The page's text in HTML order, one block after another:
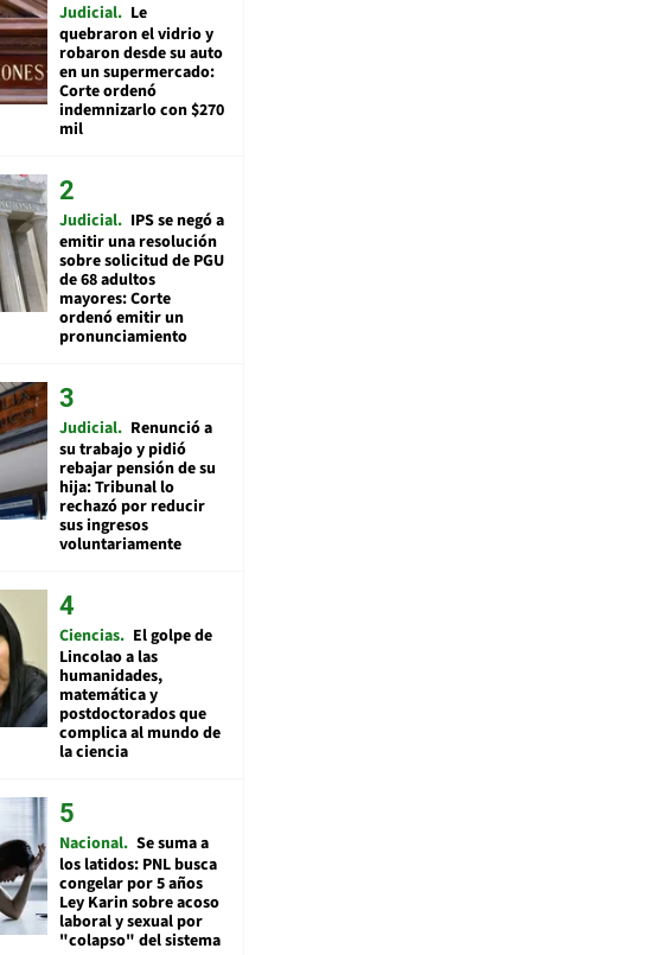
Judicial Le
quebraron el vidrio y
robaron desde su auto
en un supermercado:
Corte ordenó
indemnizarlo con $270
mil
Judicial IPS se negó a
emitir una resolución
sobre solicitud de PGU
de 68 adultos
mayores: Corte
ordenó emitir un
pronunciamiento
Judicial Renunció a
su trabajo y pidió
rebajar pensión de su
hija: Tribunal lo
rechazó por reducir
sus ingresos
voluntariamente
Ciencias El golpe de
Lincolao a las
humanidades,
matemática y
postdoctorados que
complica al mundo de
la ciencia
Nacional Se suma a
los latidos: PNL busca
congelar por 5 años
Ley Karin sobre acoso
laboral y sexual por
"colapso" del sistema